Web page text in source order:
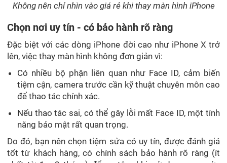
Không nên chỉ nhìn vào giá rẻ khi thay màn hình iPhone
Chọn nơi uy tín - có bảo hành rõ ràng
Đặc biệt với các dòng iPhone đời cao như iPhone X trở
lên, việc thay màn hình không đơn giản vì:
Có nhiều bộ phận liên quan như Face ID, cảm biến
tiệm cận, camera trước cần kỹ thuật chuyên môn cao
để thao tác chính xác.
Nếu thao tác sai, có thể gây lỗi mất Face ID, một tính
năng bảo mật rất quan trọng.
Do đó, bạn nên chọn tiệm sửa có uy tín, được đánh giá
tốt từ khách hàng, có chính sách bảo hành rõ ràng (ít